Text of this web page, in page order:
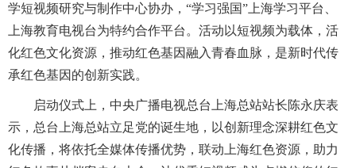
学短视频研究与制作中心协办，“学习强国”上海学习平台、
上海教育电视台为特约合作平台。活动以短视频为载体，活
化红色文化资源，推动红色基因融入青春血脉，是新时代传
承红色基因的创新实践。
启动仪式上，中央广播电视总台上海总站站长陈永庆表
示，总台上海总站立足党的诞生地，以创新理念深耕红色文
化传播，将依托全媒体传播优势，联动上海红色资源，助力